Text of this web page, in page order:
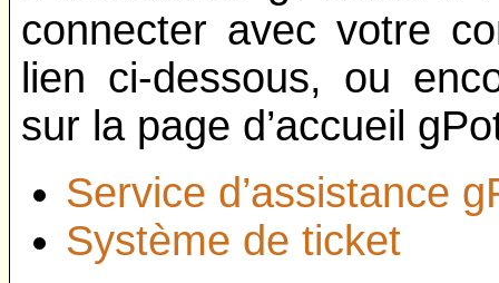
connecter avec votre
lien ci-dessous, ou
sur la page d’accueil
Service d’assistance
Système de ticket